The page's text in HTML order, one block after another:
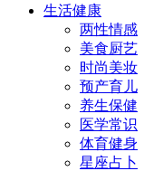
生活健康
两性情感
美食厨艺
时尚美妆
预产育儿
养生保健
医学常识
体育健身
星座占卜